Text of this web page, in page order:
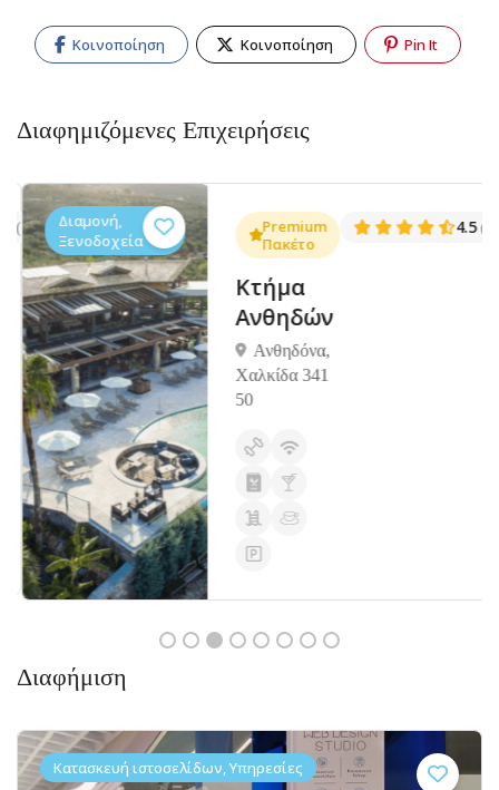
Κοινοποίηση Κοινοποίηση Pin It
Διαφημιζόμενες Επιχειρήσεις
(1381)
Διαμονή,
Ξενοδοχεία
Premium
Πακέτο
Κτήμα
Ανθηδών
Ανθηδόνα,
Χαλκίδα 341
50
4.5
Διαφήμιση
Κατασκευή ιστοσελίδων, Υπηρεσίες